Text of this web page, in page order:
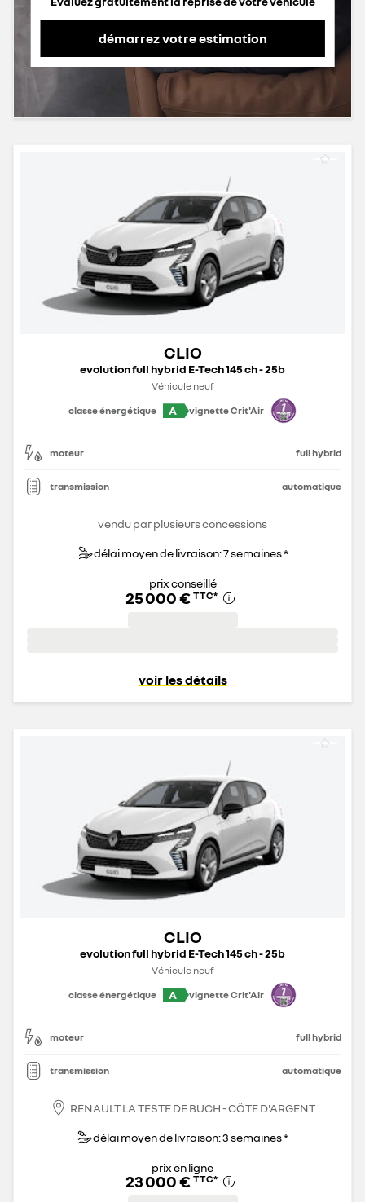
démarrez votre estimation
CLIO
evolution full hybrid E-Tech 145 ch - 25b
Véhicule neuf
classe énergétique
A vignette Crit'Air
moteur full hybrid
transmission automatique
vendu par plusieurs concessions
délai moyen de livraison: 7 semaines *
prix conseillé
25 000 € TTC*
voir les détails
CLIO
evolution full hybrid E-Tech 145 ch - 25b
Véhicule neuf
classe énergétique
A vignette Crit'Air
moteur full hybrid
transmission automatique
RENAULT LA TESTE DE BUCH - CÔTE D'ARGENT
délai moyen de livraison: 3 semaines *
prix en ligne
23 000 € TTC*